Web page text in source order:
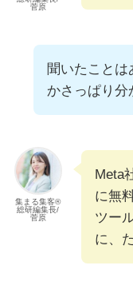
菅原
聞いたこと
かさっぱり分
集まる集客®︎
総研編集長/
菅原
Meta
に無
ツー
に、